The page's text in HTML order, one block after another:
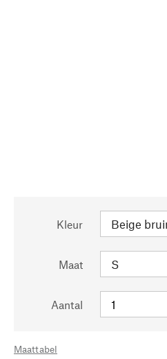
Kleur
Maat
Aantal
Maattabel